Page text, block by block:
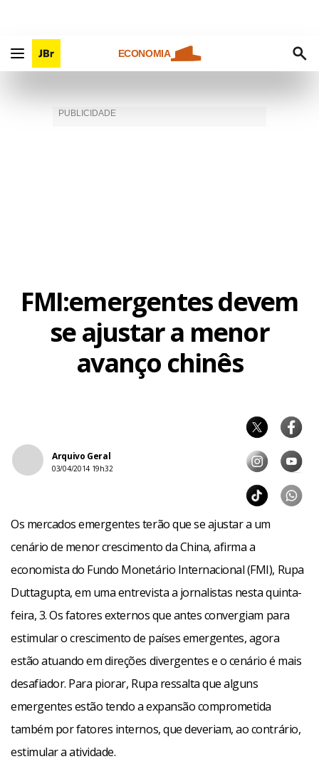
ECONOMIA
FMI:emergentes devem
se ajustar a menor
avanço chinês
Arquivo Geral
03/04/2014 19h32
Os mercados emergentes terão que se ajustar a um
cenário de menor crescimento da China, afirma a
economista do Fundo Monetário Internacional (FMI), Rupa
Duttagupta, em uma entrevista a jornalistas nesta quinta-
feira, 3. Os fatores externos que antes convergiam para
estimular o crescimento de países emergentes, agora
estão atuando em direções divergentes e o cenário é mais
desafiador. Para piorar, Rupa ressalta que alguns
emergentes estão tendo a expansão comprometida
também por fatores internos, que deveriam, ao contrário,
estimular a atividade.